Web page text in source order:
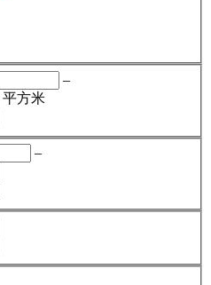
–
平方米
–